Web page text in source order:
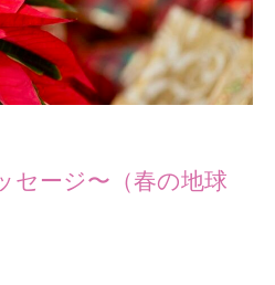
セージ〜（春の地球